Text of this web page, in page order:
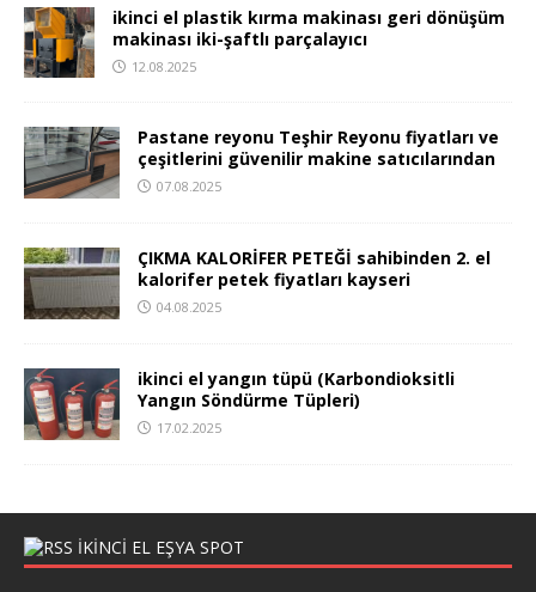
ikinci el plastik kırma makinası geri dönüşüm
makinası iki-şaftlı parçalayıcı
12.08.2025
Pastane reyonu Teşhir Reyonu fiyatları ve
çeşitlerini güvenilir makine satıcılarından
07.08.2025
ÇIKMA KALORİFER PETEĞİ sahibinden 2. el
kalorifer petek fiyatları kayseri
04.08.2025
ikinci el yangın tüpü (Karbondioksitli
Yangın Söndürme Tüpleri)
17.02.2025
İKİNCİ EL EŞYA SPOT